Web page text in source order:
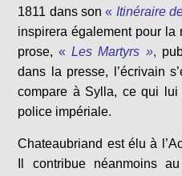
1811 dans son« Itinéraire
inspirera également pour la
prose,«Les Martyrs »,
dans la presse, l’écrivain
compare à Sylla, ce qui lui
police impériale.
Chateaubriand est élu à
Il contribue néanmoins